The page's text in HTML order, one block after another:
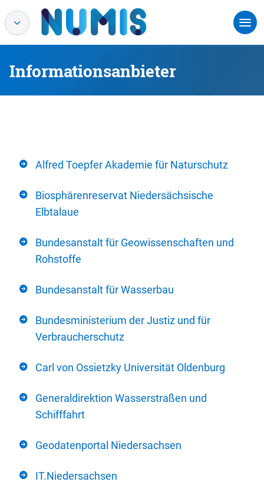
Informationsanbieter
Alfred Toepfer Akademie für Naturschutz
Biosphärenreservat Niedersächsische
Elbtalaue
Bundesanstalt für Geowissenschaften und
Rohstoffe
Bundesanstalt für Wasserbau
Bundesministerium der Justiz und für
Verbraucherschutz
Carl von Ossietzky Universität Oldenburg
Generaldirektion Wasserstraßen und
Schifffahrt
Geodatenportal Niedersachsen
IT.Niedersachsen